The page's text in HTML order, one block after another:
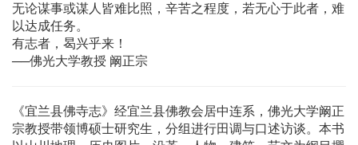
无论谋事或谋人皆难比照，辛苦之程度，若无心于此者，难
以达成任务。
有志者，曷兴乎来！
──佛光大学教授 阚正宗
《宜兰县佛寺志》经宜兰县佛教会居中连系，佛光大学阚正
宗教授带领博硕士研究生，分组进行田调与口述访谈。本书